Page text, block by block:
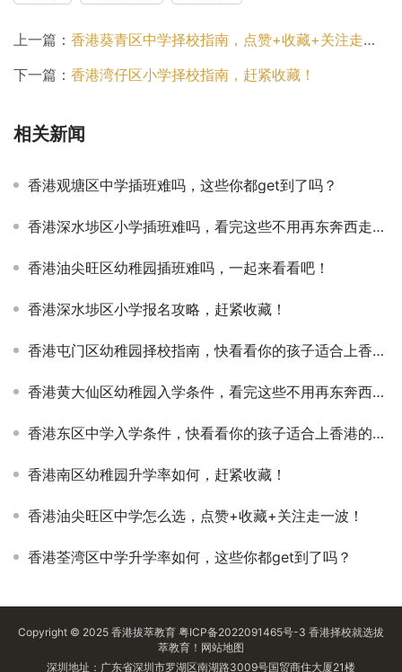
上一篇： 香港葵青区中学择校指南，点赞+收藏+关注走一波！
下一篇： 香港湾仔区小学择校指南，赶紧收藏！
相关新闻
香港观塘区中学插班难吗，这些你都get到了吗？
香港深水埗区小学插班难吗，看完这些不用再东奔西走查资料了
香港油尖旺区幼稚园插班难吗，一起来看看吧！
香港深水埗区小学报名攻略，赶紧收藏！
香港屯门区幼稚园择校指南，快看看你的孩子适合上香港的学校吗？
香港黄大仙区幼稚园入学条件，看完这些不用再东奔西走查资料了
香港东区中学入学条件，快看看你的孩子适合上香港的学校吗？
香港南区幼稚园升学率如何，赶紧收藏！
香港油尖旺区中学怎么选，点赞+收藏+关注走一波！
香港荃湾区中学升学率如何，这些你都get到了吗？
Copyright © 2025 香港拔萃教育 粤ICP备2022091465号-3 香港择校就选拔
萃教育！ 网站地图
深圳地址：广东省深圳市罗湖区南湖路3009号国贸商住大厦21楼